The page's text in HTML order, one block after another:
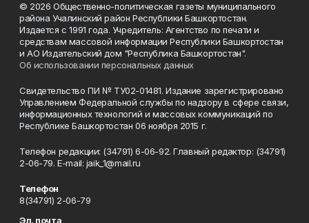
© 2026 Общественно-политическая газеты муниципального
района Учалинский район Республики Башкортостан.
Издается с 1991 года. Учредитель: Агентство по печати и
средствам массовой информации Республики Башкортостан
и АО Издательский дом "Республика Башкортостан".
Об использовании персональных данных
Свидетельство ПИ № ТУ02-01481. Издание зарегистрировано
Управлением Федеральной службы по надзору в сфере связи,
информационных технологий и массовых коммуникаций по
Республике Башкортостан 06 ноября 2015 г.
Телефон редакции: (34791) 6-06-92. Главный редактор: (34791)
2-06-79. Е-mаil: jaik_1@mail.ru
Телефон
8(34791) 2-06-79
Эл. почта